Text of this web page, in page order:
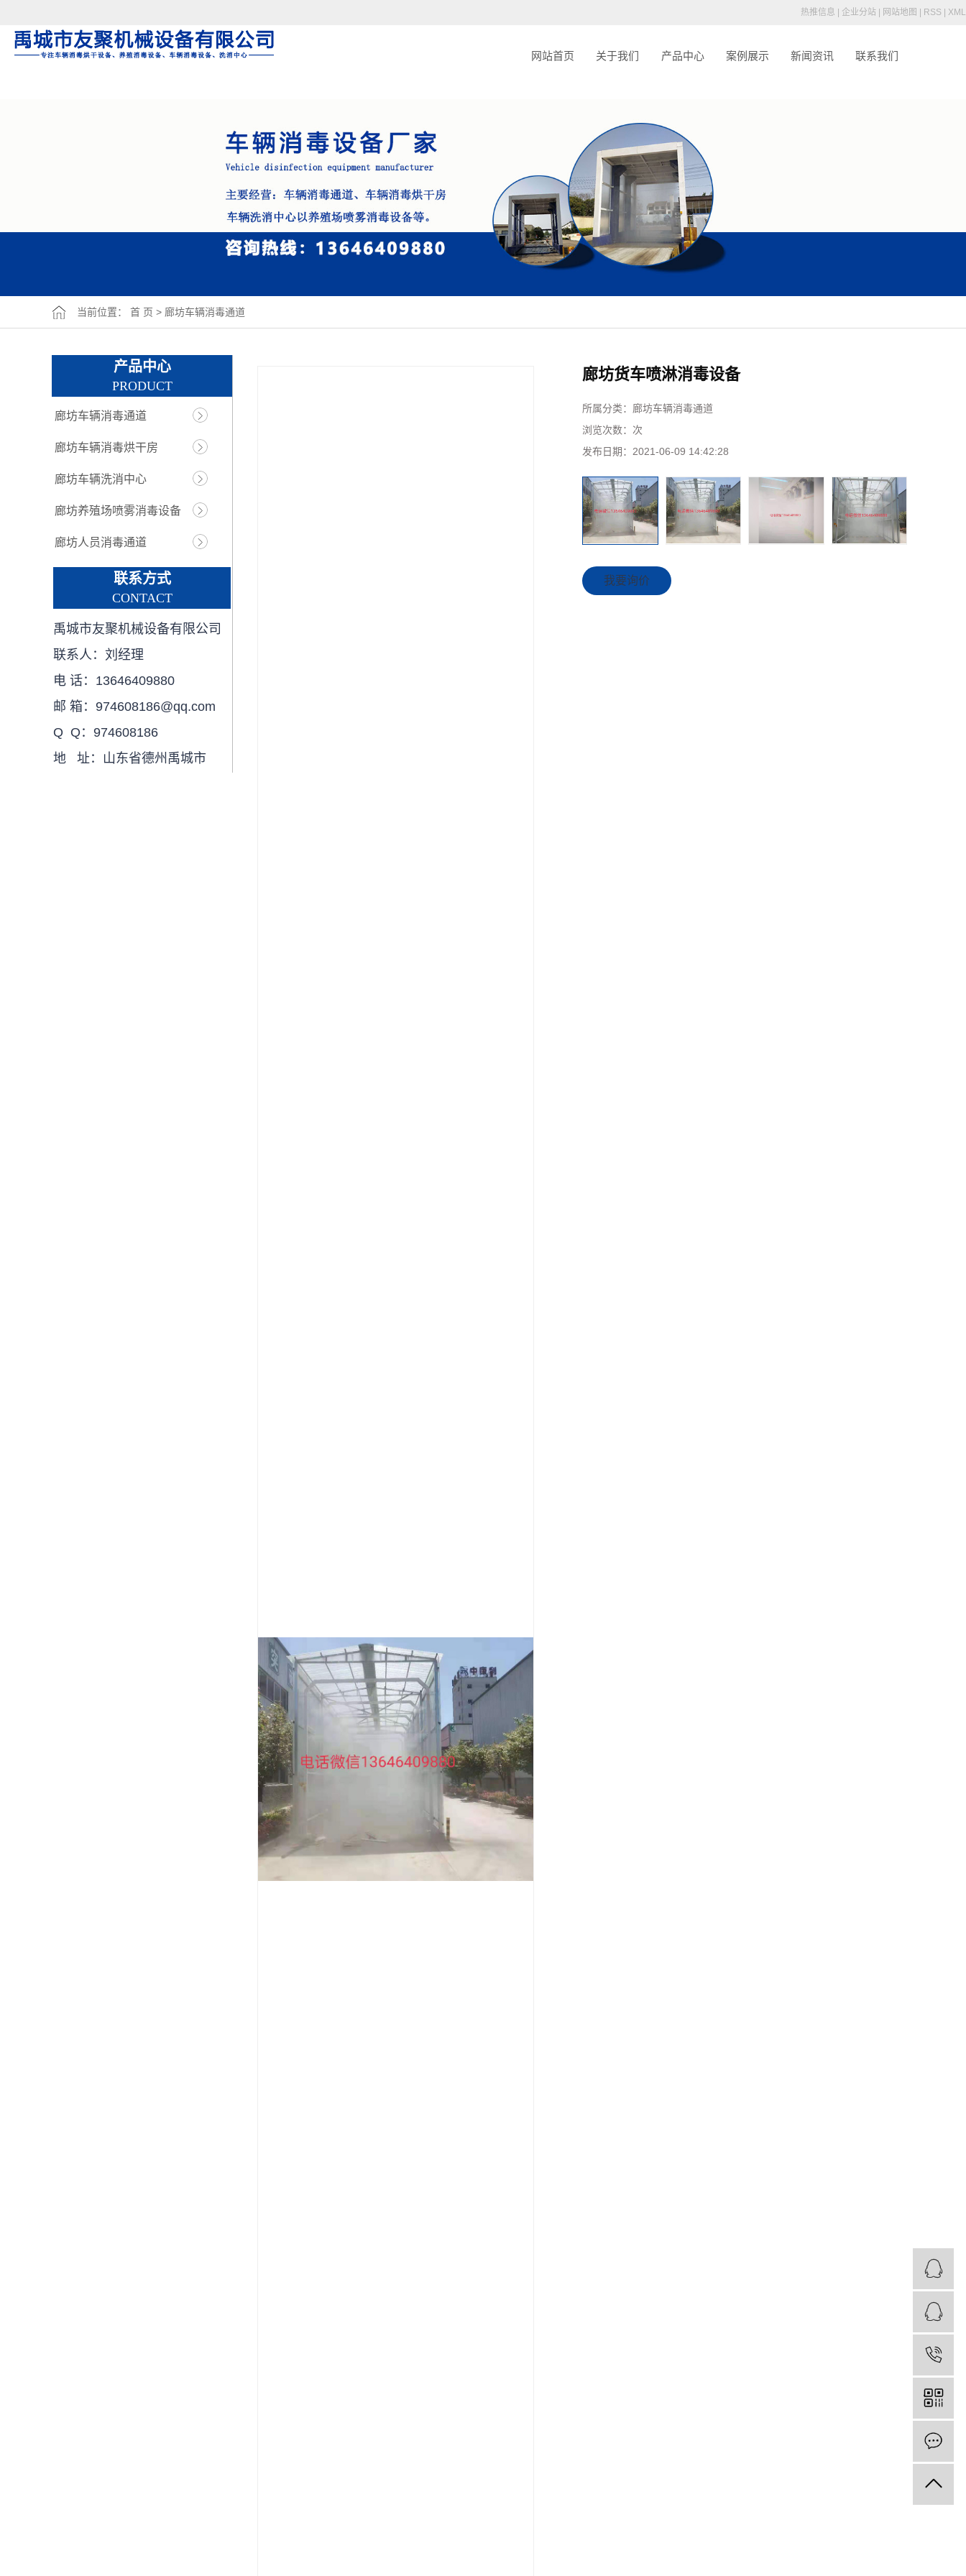
Warning: file_put_contents(/home/jnxcjmjhnxxscij/wwwroot/source/cache/license_cache.php): failed to open stream: Permission denied in /home/jnxcjmjhnxxscij/wwwroot/source/model/api.class.php on line 217
热推信息 企业分站 网站地图 RSS XML
网站首页 关于我们 产品中心
廊坊车辆洗消中心
廊坊养殖场喷雾消毒设备
廊坊人员消毒通道
案例展示 新闻资讯 联系我们
当前位置： 首 页 > 廊坊车辆消毒通道
产品中心
PRODUCT
廊坊车辆消毒通道
廊坊车辆消毒烘干房
廊坊车辆洗消中心
廊坊养殖场喷雾消毒设备
廊坊人员消毒通道
联系方式
CONTACT
禹城市友聚机械设备有限公司
联系人：刘经理
电 话：13646409880
邮 箱：974608186@qq.com
Q Q：974608186
地 址：山东省德州禹城市
廊坊货车喷淋消毒设备
所属分类： 廊坊车辆消毒通道
浏览次数： 次
发布日期： 2021-06-09 14:42:28
我要询价